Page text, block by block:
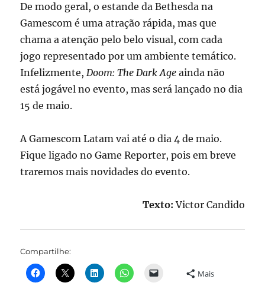
De modo geral, o estande da Bethesda na
Gamescom é uma atração rápida, mas que
chama a atenção pelo belo visual, com cada
jogo representado por um ambiente temático.
Infelizmente,Doom: The Dark Age ainda não
está jogável no evento, mas será lançado no dia
15 de maio.
A Gamescom Latam vai até o dia 4 de maio.
Fique ligado no Game Reporter, pois em breve
traremos mais novidades do evento.
Texto: Victor Candido
Compartilhe:
Mais